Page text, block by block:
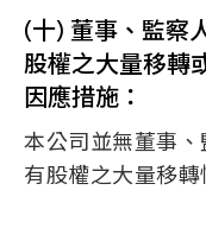
(十) 董事、監察
股權之大量移轉
因應措施：
本公司並無董事
有股權之大量移轉